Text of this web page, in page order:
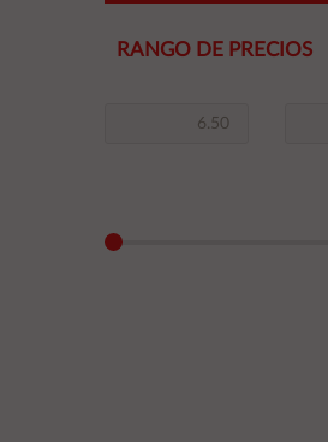
RANGO DE PRECIOS